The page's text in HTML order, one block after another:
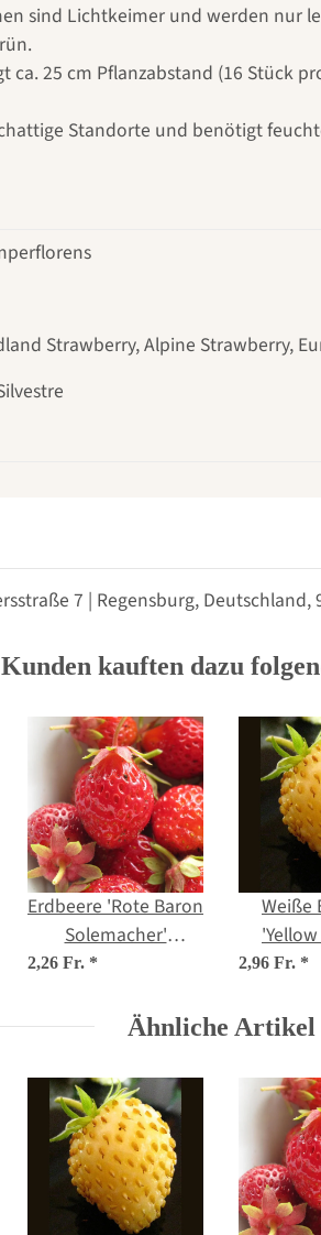
sind Lichtkeimer und werden nur
25 cm Pflanzabstand (16 Stück
Standorte und benötigt
Strawberry, Alpine Strawberry,
7 | Regensburg,
Kunden kauften dazu
Erdbeere 'Rote Baron
Solemacher'
(Fragaria vesca var.
Samen
2,26 Fr. *
Weiße
2,96 Fr. *
Ähnliche Artikel